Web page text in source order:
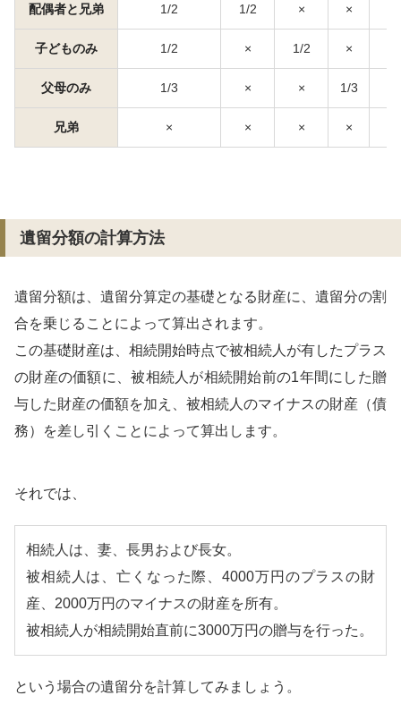
配偶者と兄弟 1/2 1/2 × ×
子どものみ 1/2 × 1/2 ×
父母のみ 1/3 × × 1/3
兄弟 × × × ×
遺留分額の計算方法
遺留分額は、遺留分算定の基礎となる財産に、遺留分の割
合を乗じることによって算出されます。
この基礎財産は、相続開始時点で被相続人が有したプラス
の財産の価額に、被相続人が相続開始前の1年間にした贈
与した財産の価額を加え、被相続人のマイナスの財産（債
務）を差し引くことによって算出します。
それでは、
相続人は、妻、長男および長女。
被相続人は、亡くなった際、4000万円のプラスの財
産、2000万円のマイナスの財産を所有。
被相続人が相続開始直前に3000万円の贈与を行った。
という場合の遺留分を計算してみましょう。